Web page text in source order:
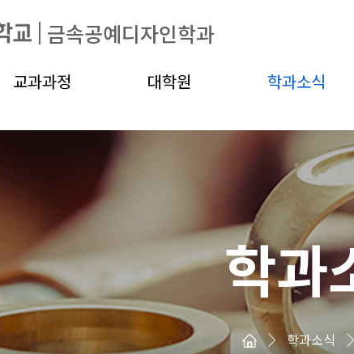
| 금속공예디자인학과
교과과정 대학원 학과소식
학과
학과소식